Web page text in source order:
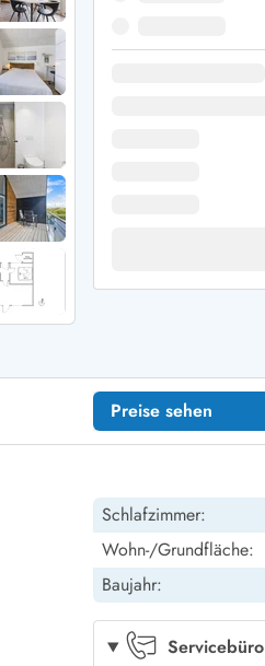
Fjord
Klit
Strand
Preise sehen
Schlafzimmer:
Wohn-/Grundfläche:
Baujahr:
Servicebüro